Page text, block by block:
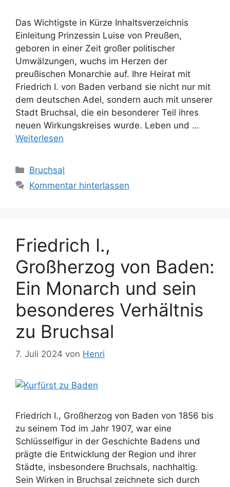
Das Wichtigste in Kürze Inhaltsverzeichnis
Einleitung Prinzessin Luise von Preußen,
geboren in einer Zeit großer politischer
Umwälzungen, wuchs im Herzen der
preußischen Monarchie auf. Ihre Heirat mit
Friedrich I. von Baden verband sie nicht nur mit
dem deutschen Adel, sondern auch mit unserer
Stadt Bruchsal, die ein besonderer Teil ihres
neuen Wirkungskreises wurde. Leben und …
Weiterlesen
Kategorien
Bruchsal
Kommentar hinterlassen
Friedrich I.,
Großherzog von Baden:
Ein Monarch und sein
besonderes Verhältnis
zu Bruchsal
7. Juli 2024 von Henri
Friedrich I., Großherzog von Baden von 1856 bis
zu seinem Tod im Jahr 1907, war eine
Schlüsselfigur in der Geschichte Badens und
prägte die Entwicklung der Region und ihrer
Städte, insbesondere Bruchsals, nachhaltig.
Sein Wirken in Bruchsal zeichnete sich durch